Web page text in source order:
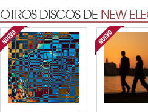
OTROS DISCOS DE NEW